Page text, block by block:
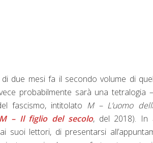
due mesi fa il secondo volume di
probabilmente sarà una tetralogia
fascismo, intitolato M – L’uomo
– Il figlio del secolo, del 2018). In
suoi lettori, di presentarsi